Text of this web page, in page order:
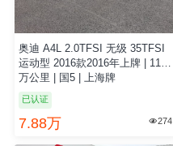
奥迪 A4L 2.0TFSI 无级 35TFSI
运动型 2016款2016年上牌 | 11.4
万公里 | 国5 | 上海牌
已认证
7.88万 274